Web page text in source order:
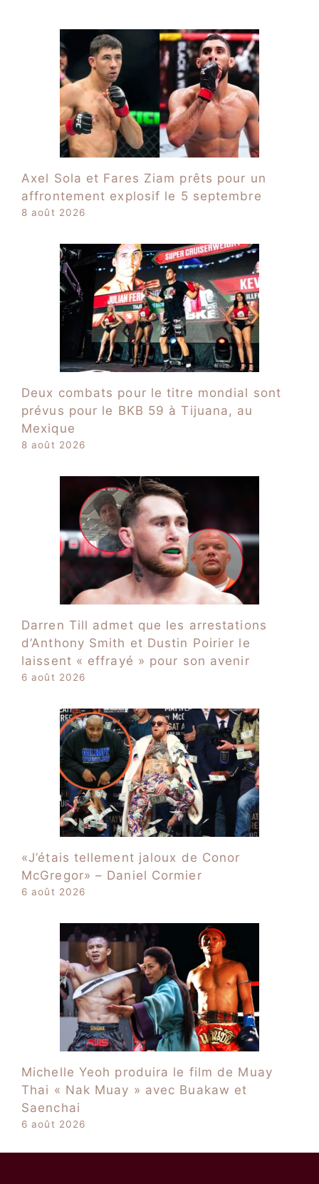
Axel Sola et Fares Ziam prêts pour un
affrontement explosif le 5 septembre
8 août 2026
Deux combats pour le titre mondial sont
prévus pour le BKB 59 à Tijuana, au
Mexique
8 août 2026
Darren Till admet que les arrestations
d’Anthony Smith et Dustin Poirier le
laissent « effrayé » pour son avenir
6 août 2026
«J’étais tellement jaloux de Conor
McGregor» – Daniel Cormier
6 août 2026
Michelle Yeoh produira le film de Muay
Thai « Nak Muay » avec Buakaw et
Saenchai
6 août 2026